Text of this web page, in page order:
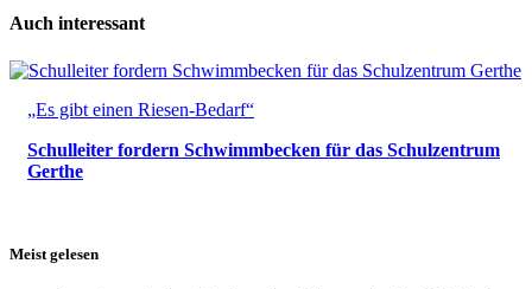
Auch interessant
„Es gibt einen Riesen-Bedarf“
Schulleiter fordern Schwimmbecken für das Schulzentrum
Gerthe
Meist gelesen